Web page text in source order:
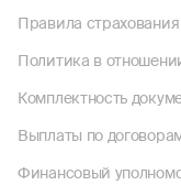
Правила
Политика в
Комплектность
Выплаты по
Финансовый